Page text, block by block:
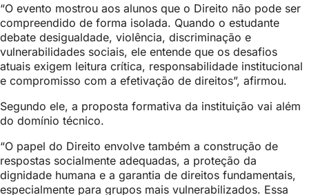
“O evento mostrou aos alunos que o Direito não pode ser
compreendido de forma isolada. Quando o estudante
debate desigualdade, violência, discriminação e
vulnerabilidades sociais, ele entende que os desafios
atuais exigem leitura crítica, responsabilidade institucional
e compromisso com a efetivação de direitos”, afirmou.
Segundo ele, a proposta formativa da instituição vai além
do domínio técnico.
“O papel do Direito envolve também a construção de
respostas socialmente adequadas, a proteção da
dignidade humana e a garantia de direitos fundamentais,
especialmente para grupos mais vulnerabilizados. Essa